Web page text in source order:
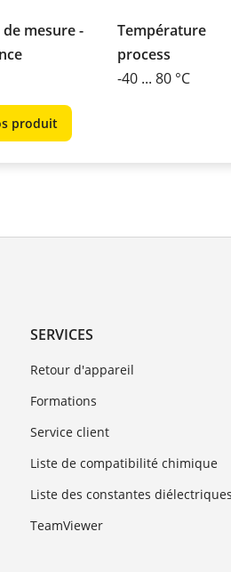
de mesure -
Température
process
-40 ... 80 °C
produit
SERVICES
Retour d'appareil
Formations
Service client
Liste de compatibilité chimique
Liste des constantes diélectriques
TeamViewer